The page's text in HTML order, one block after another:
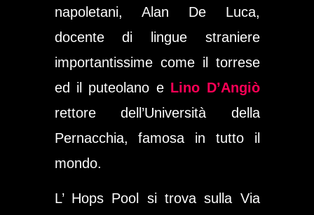
napoletani, Alan De Luca,
docente di lingue straniere
importantissime come il torrese
ed il puteolano e Lino D’Angiò
rettore dell’Università della
Pernacchia, famosa in tutto il
mondo.
L’ Hops Pool si trova sulla Via